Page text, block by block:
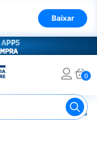
Baixar
0
Pós